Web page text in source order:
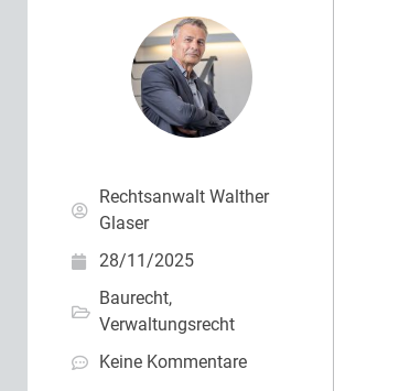
Rechtsanwalt Walther
Glaser
28/11/2025
Baurecht,
Verwaltungsrecht
Keine Kommentare